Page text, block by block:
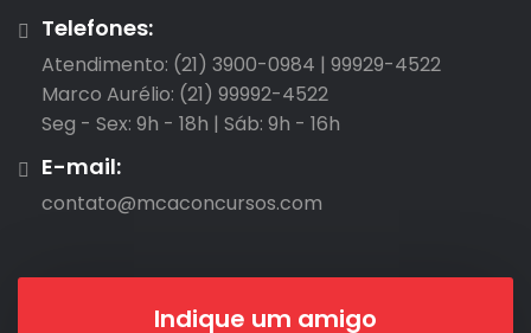
Telefones:
Atendimento: (21) 3900-0984 | 99929-4522
Marco Aurélio: (21) 99992-4522
Seg - Sex: 9h - 18h | Sáb: 9h - 16h
E-mail:
contato@mcaconcursos.com
Indique um amigo